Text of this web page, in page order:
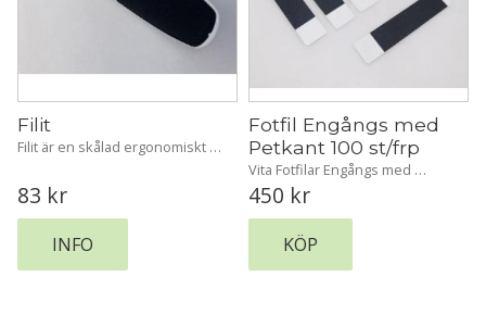
Filit
Filit är en skålad ergonomiskt
83 kr
INFO
Fotfil Engångs med
Petkant 100 st/frp
Vita Fotfilar Engångs med
Petkant
450 kr
KÖP